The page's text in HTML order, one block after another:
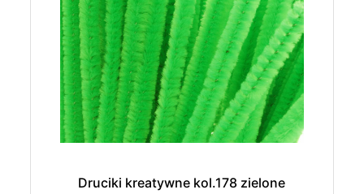
Druciki kreatywne kol.178 zielone